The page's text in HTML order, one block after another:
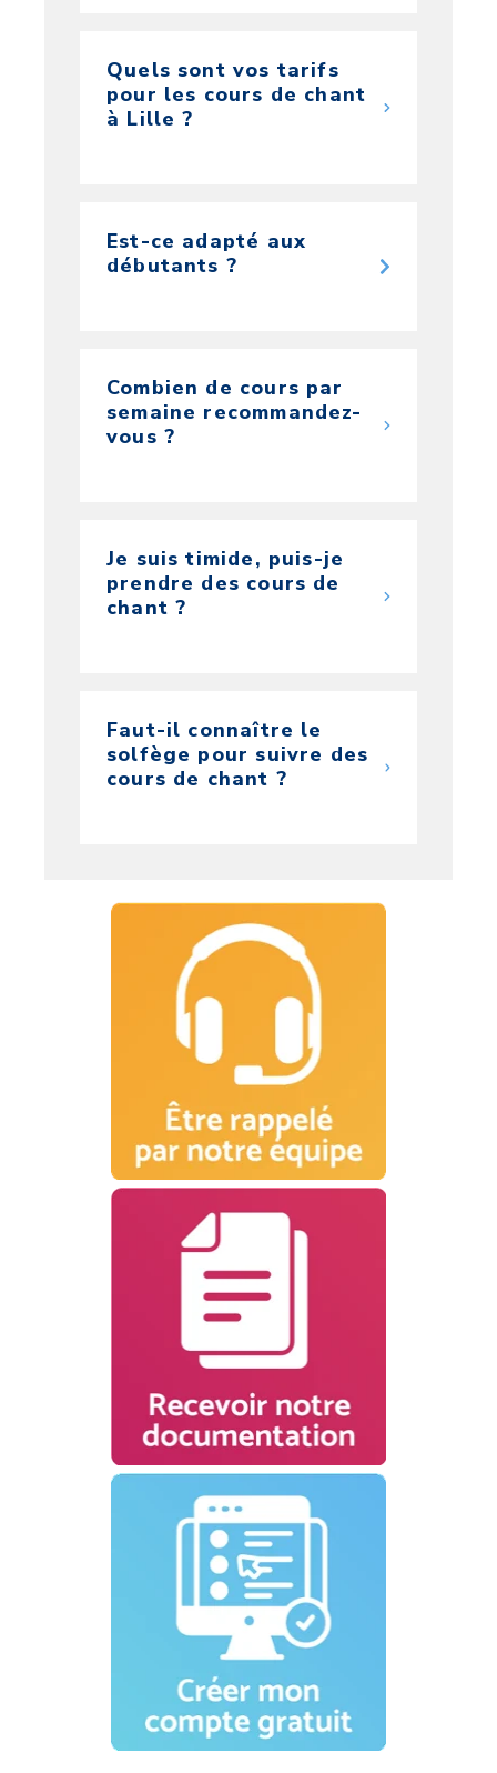
Quels sont vos tarifs
pour les cours de chant
à Lille ?
Est-ce adapté aux
débutants ?
Combien de cours par
semaine recommandez-
vous ?
Je suis timide, puis-je
prendre des cours de
chant ?
Faut-il connaître le
solfège pour suivre des
cours de chant ?